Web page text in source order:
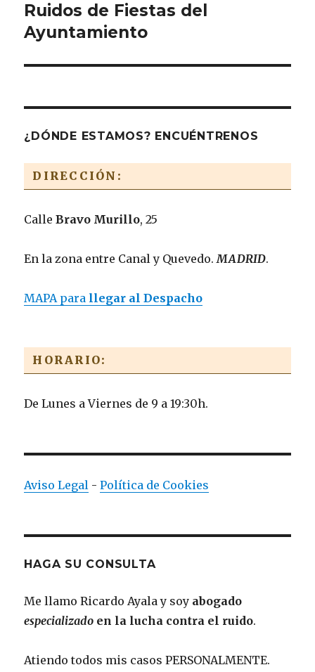
siguiente:
Ruidos de Fiestas del
Ayuntamiento
¿DÓNDE ESTAMOS? ENCUÉNTRENOS
DIRECCIÓN:
CalleBravo Murillo, 25
En la zona entre Canal y Quevedo.MADRID.
MAPA para llegar al Despacho
HORARIO:
De Lunes a Viernes de 9 a 19:30h.
Aviso Legal -Política de Cookies
HAGA SU CONSULTA
Me llamo Ricardo Ayala y soy abogado
especializado en la lucha contra el ruido.
Atiendo todos mis casos PERSONALMENTE.